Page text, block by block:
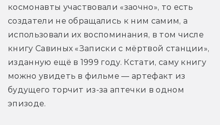
космонавты участвовали «заочно», то есть
создатели не обращались к ним самим, а
использовали их воспоминания, в том числе
книгу Савиных «Записки с мёртвой станции»,
изданную ещё в 1999 году. Кстати, саму книгу
можно увидеть в фильме — артефакт из
будущего торчит из-за аптечки в одном
эпизоде.